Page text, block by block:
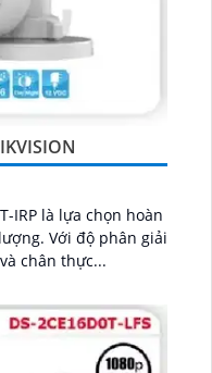
IRP là lựa chọn hoàn
giải
chân thực...